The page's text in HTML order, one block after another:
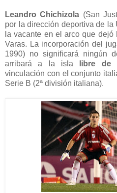
Leandro Chichizola (San
por la dirección deportiva de
la vacante en el arco que
Varas. La incorporación del
1990) no significará ningún
arribará a la isla
libre de
vinculación con el conjunto
Serie B (2ª división italiana).